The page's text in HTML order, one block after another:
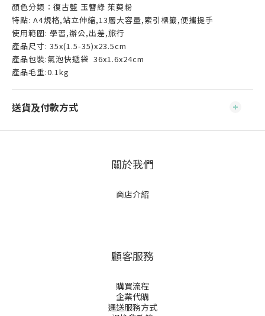
顏色分類：復古藍 玉簪綠 茱萸粉
特點: A4規格,站立伸縮,13層大容量,索引標籤,便攜提手
使用範圍: 學習,辦公,出差,旅行
產品尺寸: 35x(1.5-35)x23.5cm
產品包裝:氣泡快遞袋 36x1.6x24cm
產品毛重:0.1kg
送貨及付款方式
關於我們
商店介紹
顧客服務
購買流程
企業代購
運送服務方式